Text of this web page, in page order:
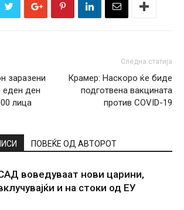
заразени
ден
лица
Следна статија
Крамер: Наскоро ќе биде
подготвена вакцината
против COVID-19
ПОВЕЌЕ ОД АВТОРОТ
воведуваат нови царини,
и на стоки од ЕУ